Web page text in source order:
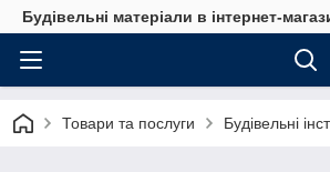
Будівельні матеріали в інтернет-
Товари та послуги Будівельні